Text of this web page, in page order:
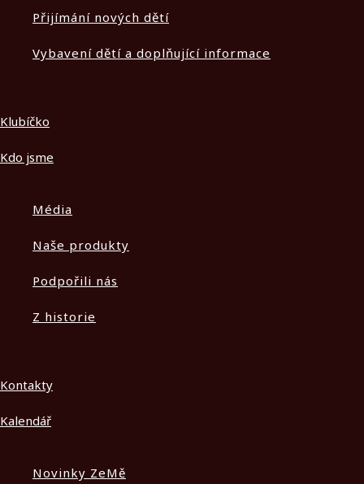
Přijímání nových dětí
Vybavení dětí a doplňující informace
Klubíčko
Kdo jsme
Média
Naše produkty
Podpořili nás
Z historie
Kontakty
Kalendář
Novinky ZeMě